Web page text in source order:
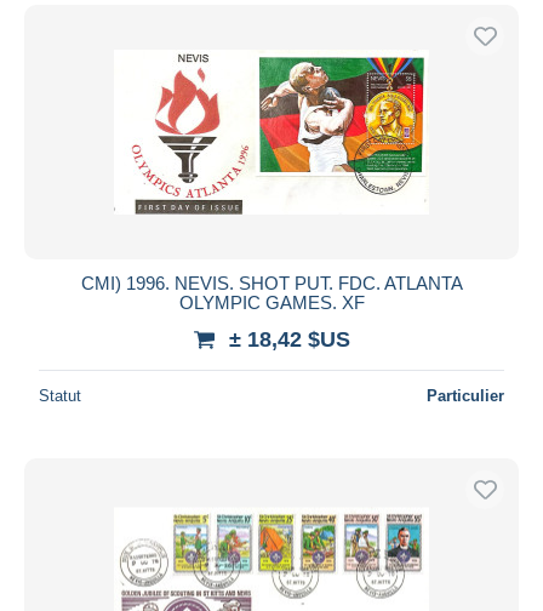
CMI) 1996. NEVIS. SHOT PUT. FDC. ATLANTA
OLYMPIC GAMES. XF
± 18,42 $US
Statut Particulier